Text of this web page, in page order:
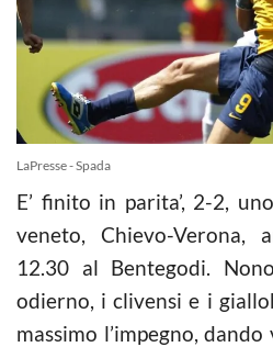
LaPresse - Spada
E’ finito in parita’, 2-2,
veneto, Chievo-Verona,
12.30 al Bentegodi.
odierno, i clivensi e i
massimo l’impegno,